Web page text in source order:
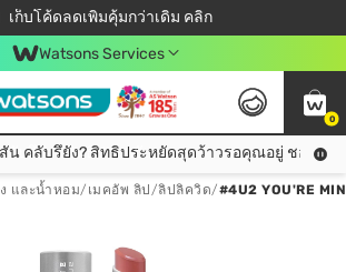
เก็บโค้ดลดเพิ่มคุ้มกว่าเดิม คลิก
ออนไลน์ครั้งแรก ลดเพิ่มจุก ๆ 10%! 🎉
📦ส่งฟรี! เมื่อชอป 499฿
สมาชิกวัตสัน คลับดียังไง?
Watsons Services
0
มีบัตรสมาชิกวัตสัน คลับรึยัง? สิทธิประหยัดสุดว้าวรอคุณอยู่ ชอปคุ้มกว่าเดิม คลิก!
น คลับรึยัง? สิทธิประหยัดสุดว้าวรอคุณอยู่ ชอปคุ้มก
และน้ำหอม/ เมคอัพ ลิป /ลิปลิควิด/#4U2 YOU'RE